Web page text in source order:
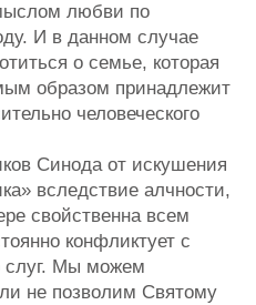
любви по
И в данном случае
о семье, которая
образом принадлежит
человеческого
Синода от искушения
вследствие алчности,
свойственна всем
конфликтует с
слуг. Мы можем
не позволим Святому